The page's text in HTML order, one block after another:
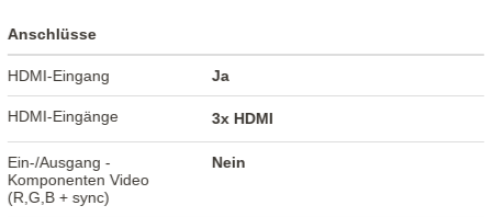
Anschlüsse
HDMI-Eingang Ja
HDMI-Eingänge 3x HDMI
Ein-/Ausgang -
Komponenten Video
(R,G,B + sync)
Nein